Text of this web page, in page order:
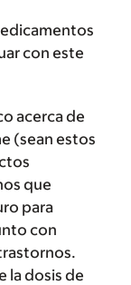
con este
acerca de
(sean estos
que
para
con
la dosis de